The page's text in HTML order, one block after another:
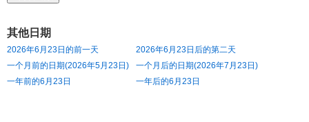
其他日期
2026年6月23日的前一天
2026年6月23日后的第二天
一个月前的日期(2026年5月23日)
一个月后的日期(2026年7月23日)
一年前的6月23日
一年后的6月23日